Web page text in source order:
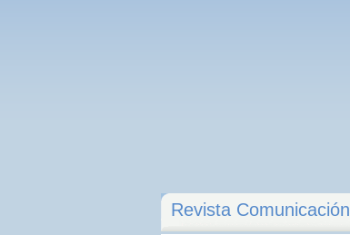
Revista Comunicación